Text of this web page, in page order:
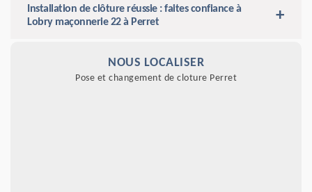
Installation de clôture réussie : faites confiance à
Lobry maçonnerie 22 à Perret
NOUS LOCALISER
Pose et changement de cloture Perret